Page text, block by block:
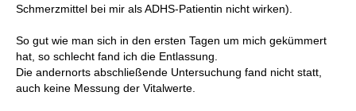
Schmerzmittel bei mir als ADHS-Patientin nicht wirken).
So gut wie man sich in den ersten Tagen um mich gekümmert
hat, so schlecht fand ich die Entlassung.
Die andernorts abschließende Untersuchung fand nicht statt,
auch keine Messung der Vitalwerte.